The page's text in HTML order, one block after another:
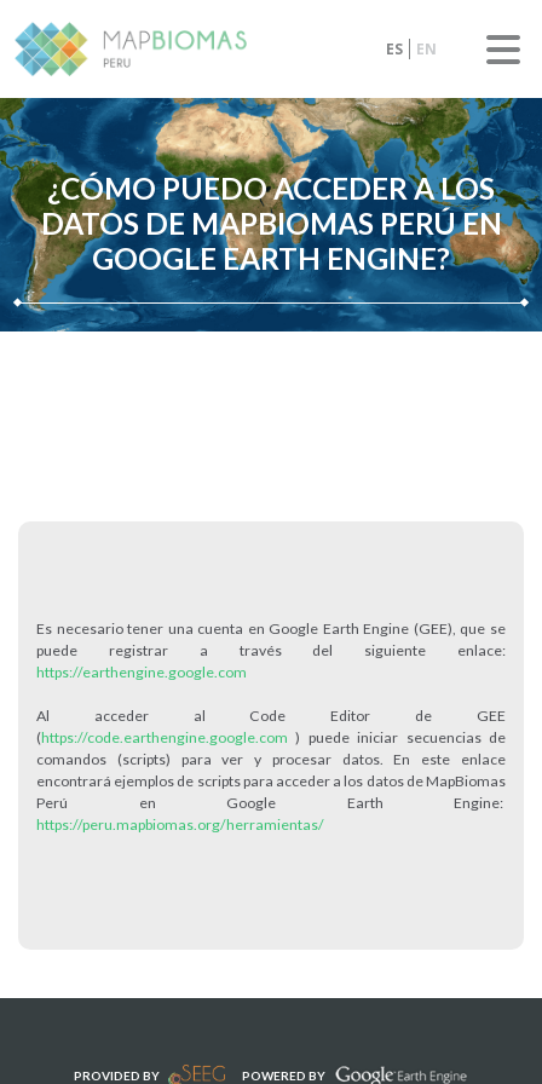
ES EN
¿CÓMO PUEDO ACCEDER A LOS
DATOS DE MAPBIOMAS PERÚ EN
GOOGLE EARTH ENGINE?
Es necesario tener una cuenta en Google Earth Engine (GEE), que se
puede registrar a través del siguiente enlace:
https://earthengine.google.com
Al acceder al Code Editor de GEE
(https://code.earthengine.google.com ) puede iniciar secuencias de
comandos (scripts) para ver y procesar datos. En este enlace
encontrará ejemplos de scripts para acceder a los datos de MapBiomas
Perú en Google Earth Engine:
https://peru.mapbiomas.org/herramientas/
PROVIDED BY POWERED BY